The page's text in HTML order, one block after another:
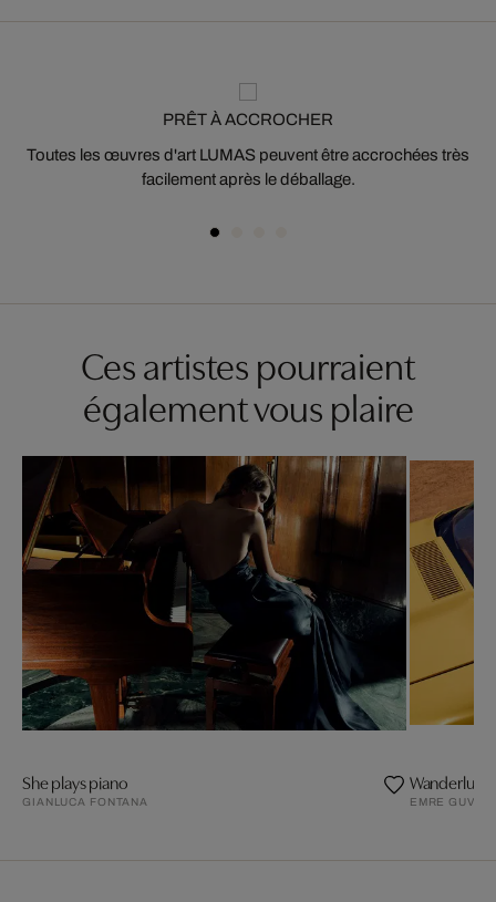
PRÊT À ACCROCHER
Toutes les œuvres d'art LUMAS peuvent être accrochées très
facilement après le déballage.
Ces artistes pourraient
également vous plaire
She plays piano
GIANLUCA FONTANA
Wanderlust
EMRE GUVEN